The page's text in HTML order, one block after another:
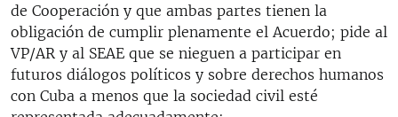
de Cooperación y que ambas partes tienen la
obligación de cumplir plenamente el Acuerdo; pide al
VP/AR y al SEAE que se nieguen a participar en
futuros diálogos políticos y sobre derechos humanos
con Cuba a menos que la sociedad civil esté